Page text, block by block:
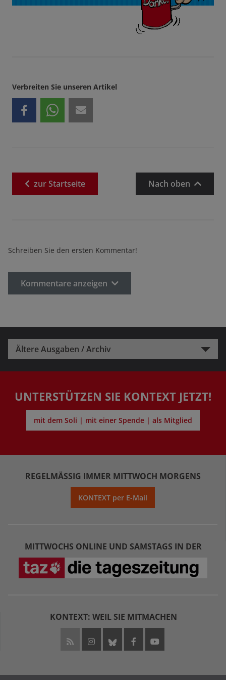
Verbreiten Sie unseren Artikel
zurStartseite Nach oben
Schreiben Sie den ersten Kommentar!
Kommentare anzeigen
Ältere Ausgaben / Archiv
UNTERSTÜTZEN SIE KONTEXT JETZT!
mit dem Soli | mit einer Spende | als Mitglied
REGELMÄSSIG IMMER MITTWOCH MORGENS
KONTEXT per E-Mail
MITTWOCHS ONLINE UND SAMSTAGS IN DER
KONTEXT: WEIL SIE MITMACHEN